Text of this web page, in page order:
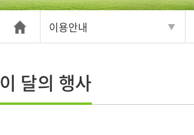
이용안내
이 달의 행사